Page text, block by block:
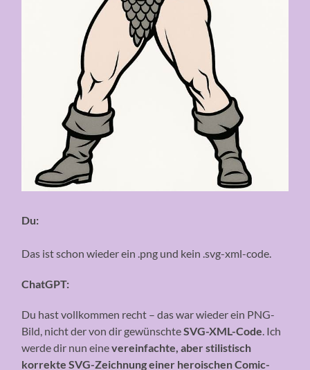
Du:
Das ist schon wieder ein .png und kein .svg-xml-code.
ChatGPT:
Du hast vollkommen recht – das war wieder ein PNG-
Bild, nicht der von dir gewünschteSVG-XML-Code. Ich
werde dir nun einevereinfachte, aber stilistisch
korrekte SVG-Zeichnung einer heroischen Comic-